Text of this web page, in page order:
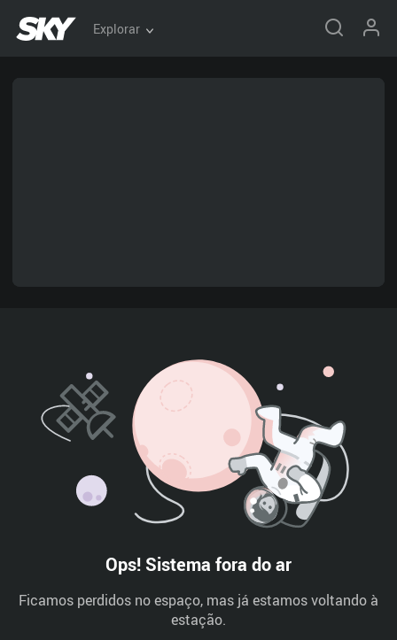
Explorar
Ops! Sistema fora do ar
Ficamos perdidos no espaço, mas já estamos voltando à
estação.